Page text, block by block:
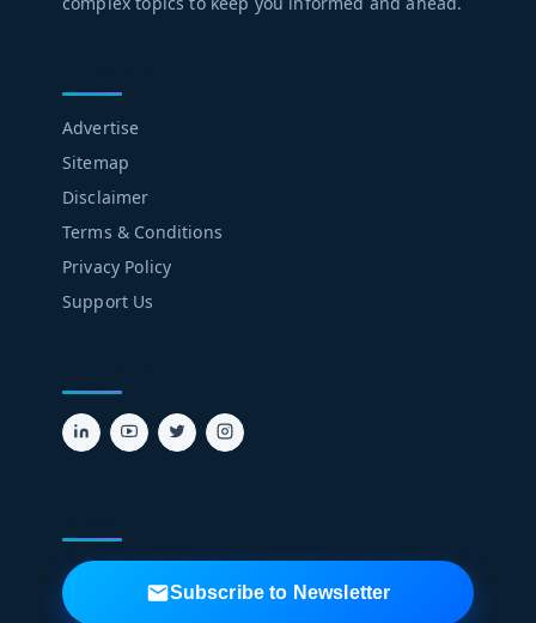
Advertise
Sitemap
Disclaimer
Terms & Conditions
Privacy Policy
Support Us
Subscribe to Newsletter